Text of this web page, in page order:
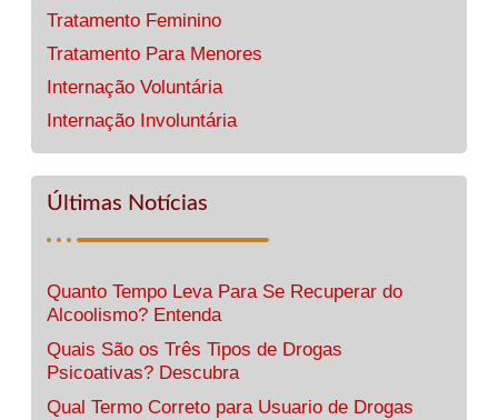
Tratamento Feminino
Tratamento Para Menores
Internação Voluntária
Internação Involuntária
Últimas Notícias
Quanto Tempo Leva Para Se Recuperar do
Alcoolismo? Entenda
Quais São os Três Tipos de Drogas
Psicoativas? Descubra
Qual Termo Correto para Usuario de Drogas